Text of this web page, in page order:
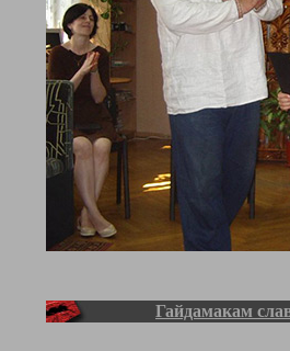
Гайдамакам